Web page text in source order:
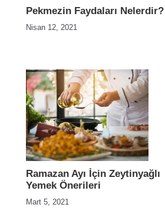
Pekmezin Faydaları Nelerdir?
Nisan 12, 2021
Ramazan Ayı İçin Zeytinyağlı
Yemek Önerileri
Mart 5, 2021